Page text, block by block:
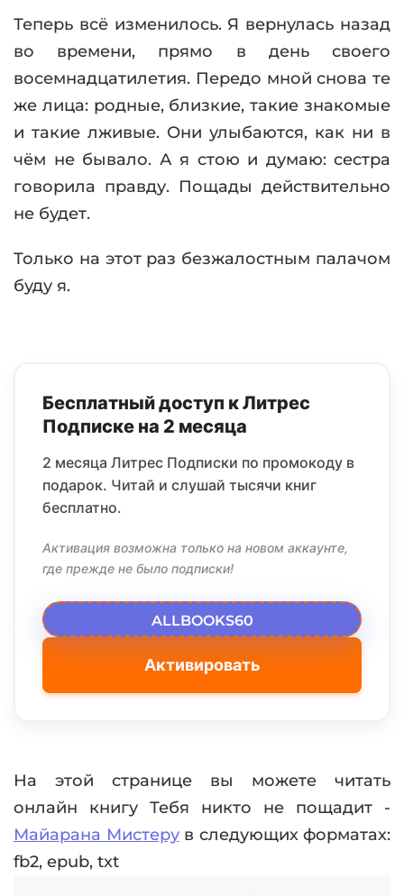
Теперь всё изменилось. Я вернулась назад
во времени, прямо в день своего
восемнадцатилетия. Передо мной снова те
же лица: родные, близкие, такие знакомые
и такие лживые. Они улыбаются, как ни в
чём не бывало. А я стою и думаю: сестра
говорила правду. Пощады действительно
не будет.
Только на этот раз безжалостным палачом
буду я.
Бесплатный доступ к Литрес
Подписке на 2 месяца
2 месяца Литрес Подписки по промокоду в
подарок. Читай и слушай тысячи книг
бесплатно.
Активация возможна только на новом аккаунте,
где прежде не было подписки!
ALLBOOKS60
Активировать
На этой странице вы можете читать
онлайн книгу Тебя никто не пощадит -
Майарана Мистерув следующих форматах:
fb2, epub, txt